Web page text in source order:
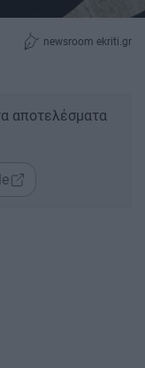
newsroom ekriti.gr
αποτελέσματα